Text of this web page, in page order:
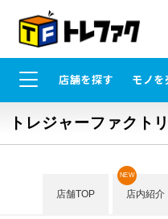
店舗を探す モノを
トレジャーファクト
店舗TOP 店内紹介
NEW